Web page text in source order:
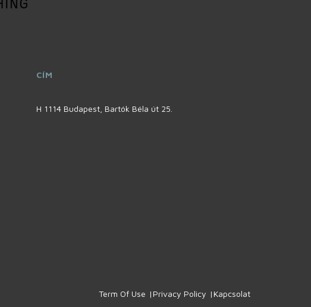
CÍM
H 1114 Budapest, Bartók Béla út 25.
Term Of Use Privacy Policy Kapcsolat